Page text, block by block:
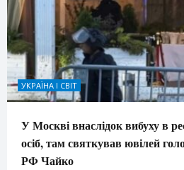
УКРАЇНА І СВІТ
У Москві внаслідок вибуху в
осіб, там святкував ювілей
РФ Чайко